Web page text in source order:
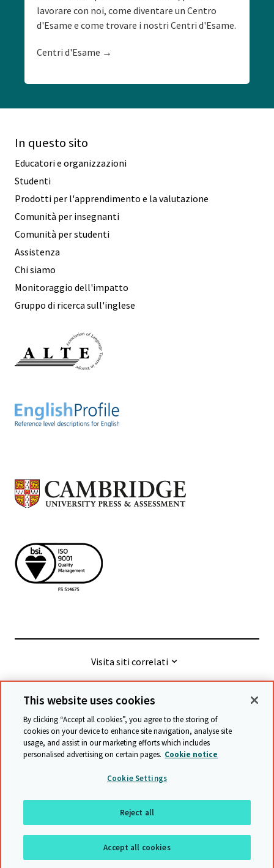
lavorare con noi, come diventare un Centro
d'Esame e come trovare i nostri Centri d'Esame.
Centri d'Esame →
In questo sito
Educatori e organizzazioni
Studenti
Prodotti per l'apprendimento e la valutazione
Comunità per insegnanti
Comunità per studenti
Assistenza
Chi siamo
Monitoraggio dell'impatto
Gruppo di ricerca sull'inglese
Visita siti correlati
© Cambridge University Press & Assessment
Termini e condizioni
Protezione dei Dati
Accessibility statement Statement on modern slavery
Safeguarding policy
Mappa del sito
Ritornare all'inzio
This website uses cookies
By clicking “Accept all cookies”, you agree to the storing of
cookies on your device to enhance site navigation, analyse site
usage, and assist in our marketing efforts which includes
personalised advertising on certain pages. Cookie notice
Cookie Settings
Reject all
Accept all cookies